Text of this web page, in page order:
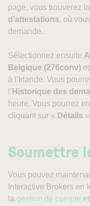
page, vous trouverez
d’attestations, où
demande.
Sélectionnez ensuite
Belgique (276conv)
à l’Irlande. Vous
l’ Historique des
heure. Vous pourrez
cliquant sur « Détails
Soumettre
Vous pouvez
Interactive Brokers en
la gestion de compte